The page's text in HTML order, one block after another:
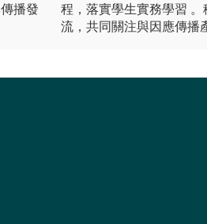
播發
程，落實學生實務學習
流，共同關注與因應傳播